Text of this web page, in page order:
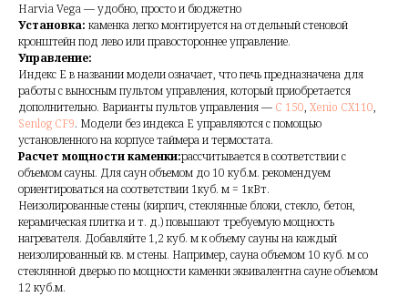
Harvia Vega — удобно, просто и бюджетно
Установка: каменка легко монтируется на отдельный стеновой
кронштейн под лево или правостороннее управление.
Управление:
Индекс Е в названии модели означает, что печь предназначена для
работы с выносным пультом управления, который приобретается
дополнительно. Варианты пультов управления — C 150, Xenio CX110,
Senlog CF9. Модели без индекса Е управляются с помощью
установленного на корпусе таймера и термостата.
Расчет мощности каменки:рассчитывается в соответствии с
объемом сауны. Для саун объемом до 10 куб.м. рекомендуем
ориентироваться на соответствии 1куб. м = 1кВт.
Неизолированные стены (кирпич, стеклянные блоки, стекло, бетон,
керамическая плитка и т. д.) повышают требуемую мощность
нагревателя. Добавляйте 1,2 куб. м к объему сауны на каждый
неизолированный кв. м стены. Например, сауна объемом 10 куб. м со
стеклянной дверью по мощности каменки эквивалентна сауне объемом
12 куб.м.